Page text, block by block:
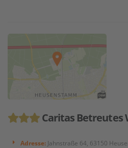
Caritas Betreutes
Adresse: Jahnstraße 64, 63150